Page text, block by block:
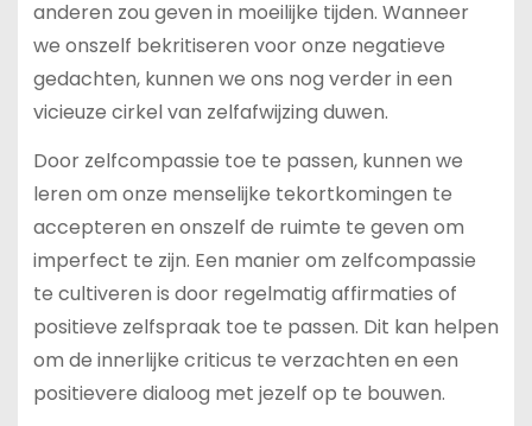
anderen zou geven in moeilijke tijden. Wanneer
we onszelf bekritiseren voor onze negatieve
gedachten, kunnen we ons nog verder in een
vicieuze cirkel van zelfafwijzing duwen.
Door zelfcompassie toe te passen, kunnen we
leren om onze menselijke tekortkomingen te
accepteren en onszelf de ruimte te geven om
imperfect te zijn. Een manier om zelfcompassie
te cultiveren is door regelmatig affirmaties of
positieve zelfspraak toe te passen. Dit kan helpen
om de innerlijke criticus te verzachten en een
positievere dialoog met jezelf op te bouwen.